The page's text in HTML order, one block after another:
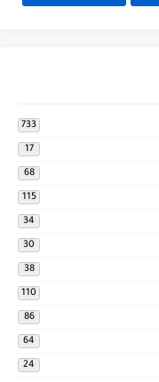
733
17
68
115
34
30
38
110
86
64
24